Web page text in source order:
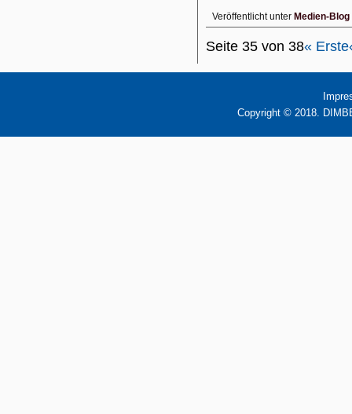
Veröffentlicht unter Medien-Blog
Seite 35 von 38« Erste
Copyright © 2018.